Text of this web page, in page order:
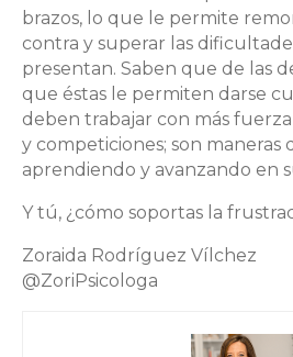
brazos, lo que le permite
contra y superar las
presentan. Saben que de las
que éstas le permiten darse
deben trabajar con más
y competiciones; son maneras
aprendiendo y avanzando en
Y tú, ¿cómo soportas la
Zoraida Rodríguez Vílchez
@ZoriPsicologa